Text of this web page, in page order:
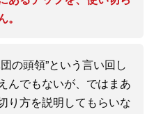
の頭領”という言い回し
んでもないが、ではまあ
り方を説明してもらいな